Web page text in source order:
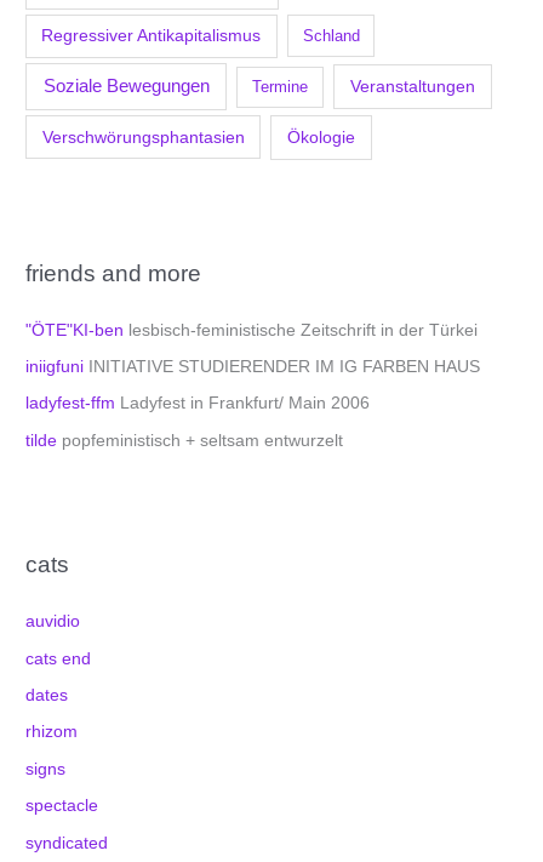
Regressiver Antikapitalismus Schland
Soziale Bewegungen Termine Veranstaltungen
Verschwörungsphantasien Ökologie
friends and more
"ÖTE"KI-ben lesbisch-feministische Zeitschrift in der Türkei
iniigfuni INITIATIVE STUDIERENDER IM IG FARBEN HAUS
ladyfest-ffm Ladyfest in Frankfurt/ Main 2006
tilde popfeministisch + seltsam entwurzelt
cats
auvidio
cats end
dates
rhizom
signs
spectacle
syndicated